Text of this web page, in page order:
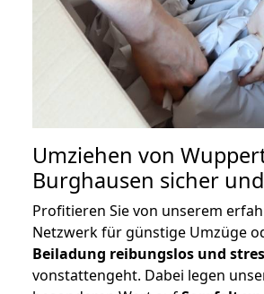
Umziehen von
Burghausen sicher
Profitieren Sie von unserem
Netzwerk für günstige Umzüge
Beiladung reibungslos und
vonstattengeht. Dabei legen